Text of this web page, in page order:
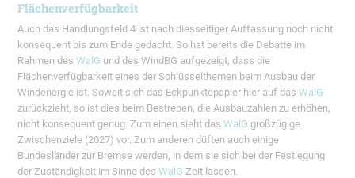
Flächenverfügbarkeit
Auch das Handlungsfeld 4 ist nach diesseitiger Auffassung noch nicht
konsequent bis zum Ende gedacht. So hat bereits die Debatte im
Rahmen desWalG und des WindBG aufgezeigt, dass die
Flächenverfügbarkeit eines der Schlüsselthemen beim Ausbau der
Windenergie ist. Soweit sich das Eckpunktepapier hier auf dasWalG
zurückzieht, so ist dies beim Bestreben, die Ausbauzahlen zu erhöhen,
nicht konsequent genug. Zum einen sieht dasWalG großzügige
Zwischenziele (2027) vor. Zum anderen düften auch einige
Bundesländer zur Bremse werden, in dem sie sich bei der Festlegung
der Zuständigkeit im Sinne desWalG Zeit lassen.